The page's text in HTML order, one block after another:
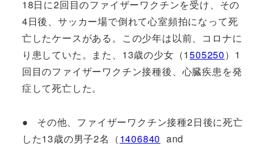
18日に2回目のファイザーワクチンを受け、その
4日後、サッカー場で倒れて心室頻拍になって死
亡したケースがある。この少年は以前、コロナに
り患していた。また、13歳の少女（1505250）1
回目のファイザーワクチン接種後、心臓疾患を発
症して死亡した。
● その他、ファイザーワクチン接種2日後に死亡
した13歳の男子2名（1406840 and